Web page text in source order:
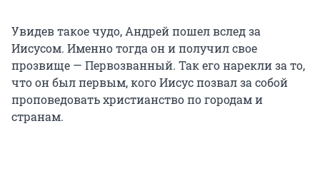
Увидев такое чудо, Андрей пошел вслед за
Иисусом. Именно тогда он и получил свое
прозвище — Первозванный. Так его нарекли за то,
что он был первым, кого Иисус позвал за собой
проповедовать христианство по городам и
странам.